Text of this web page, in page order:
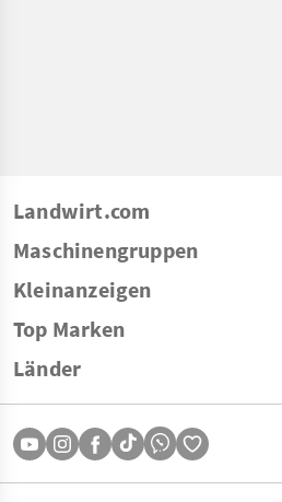
Landwirt.com
Maschinengruppen
Kleinanzeigen
Top Marken
Länder